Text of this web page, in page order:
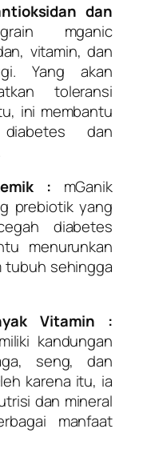
dan
mganic
vitamin, dan
Yang akan
toleransi
ini membantu
dan
: mGanik
prebiotik yang
diabetes
menurunkan
tubuh sehingga
Vitamin :
kandungan
seng, dan
karena itu, ia
dan mineral
manfaat